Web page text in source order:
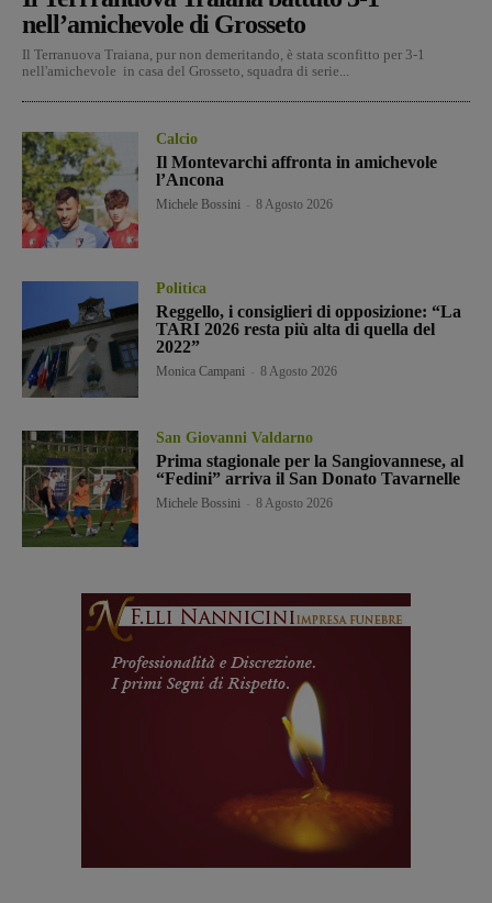
nell’amichevole di Grosseto
Il Terranuova Traiana, pur non demeritando, è stata sconfitto per 3-1
nell'amichevole in casa del Grosseto, squadra di serie...
Calcio
Il Montevarchi affronta in amichevole
l’Ancona
Michele Bossini 8 Agosto 2026
Politica
Reggello, i consiglieri di opposizione: “La
TARI 2026 resta più alta di quella del
2022”
Monica Campani 8 Agosto 2026
San Giovanni Valdarno
Prima stagionale per la Sangiovannese, al
“Fedini” arriva il San Donato Tavarnelle
Michele Bossini 8 Agosto 2026